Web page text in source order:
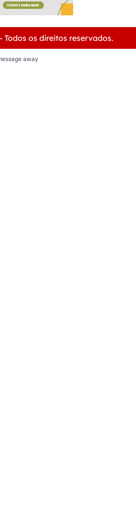
Todos os direitos reservados.
away